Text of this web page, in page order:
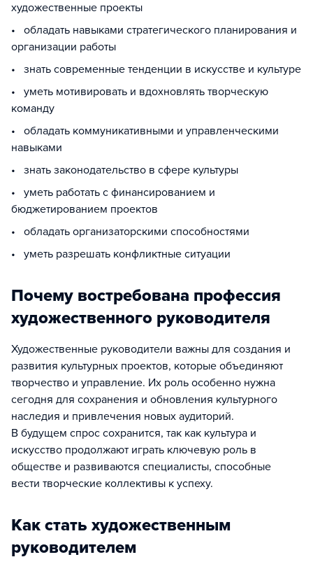
художественные проекты
• обладать навыками стратегического планирования и
организации работы
• знать современные тенденции в искусстве и культуре
• уметь мотивировать и вдохновлять творческую
команду
• обладать коммуникативными и управленческими
навыками
• знать законодательство в сфере культуры
• уметь работать с финансированием и
бюджетированием проектов
• обладать организаторскими способностями
• уметь разрешать конфликтные ситуации
Почему востребована профессия
художественного руководителя
Художественные руководители важны для создания и
развития культурных проектов, которые объединяют
творчество и управление. Их роль особенно нужна
сегодня для сохранения и обновления культурного
наследия и привлечения новых аудиторий.
В будущем спрос сохранится, так как культура и
искусство продолжают играть ключевую роль в
обществе и развиваются специалисты, способные
вести творческие коллективы к успеху.
Как стать художественным
руководителем